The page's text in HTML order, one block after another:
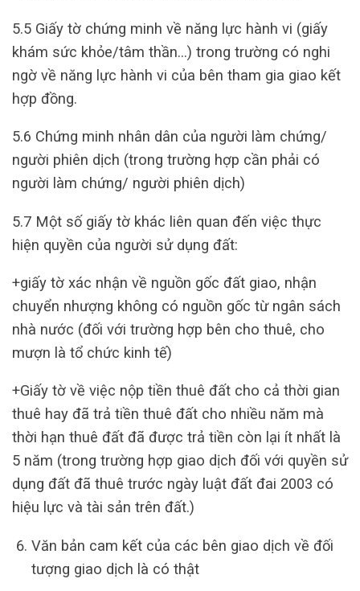
5.5 Giấy tờ chứng minh về năng lực hành vi (giấy
khám sức khỏe/tâm thần…) trong trường có nghi
ngờ về năng lực hành vi của bên tham gia giao kết
hợp đồng.
5.6 Chứng minh nhân dân của người làm chứng/
người phiên dịch (trong trường hợp cần phải có
người làm chứng/ người phiên dịch)
5.7 Một số giấy tờ khác liên quan đến việc thực
hiện quyền của người sử dụng đất:
+giấy tờ xác nhận về nguồn gốc đất giao, nhận
chuyển nhượng không có nguồn gốc từ ngân sách
nhà nước (đối với trường hợp bên cho thuê, cho
mượn là tổ chức kinh tế)
+Giấy tờ về việc nộp tiền thuê đất cho cả thời gian
thuê hay đã trả tiền thuê đất cho nhiều năm mà
thời hạn thuê đất đã được trả tiền còn lại ít nhất là
5 năm (trong trường hợp giao dịch đối với quyền sử
dụng đất đã thuê trước ngày luật đất đai 2003 có
hiệu lực và tài sản trên đất.)
Văn bản cam kết của các bên giao dịch về đối
tượng giao dịch là có thật